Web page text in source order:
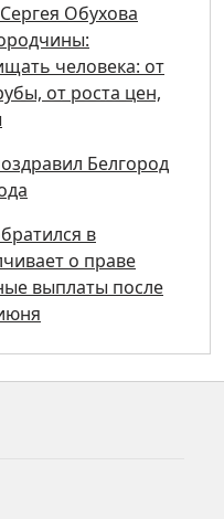
Обухова
человека: от
от роста цен,
Белгород
в
о праве
выплаты после